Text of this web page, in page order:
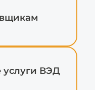
услуги ВЭД